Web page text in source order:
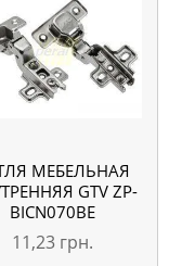
МЕБЕЛЬНАЯ
GTV ZP-
BICN070BE
11,23 грн.